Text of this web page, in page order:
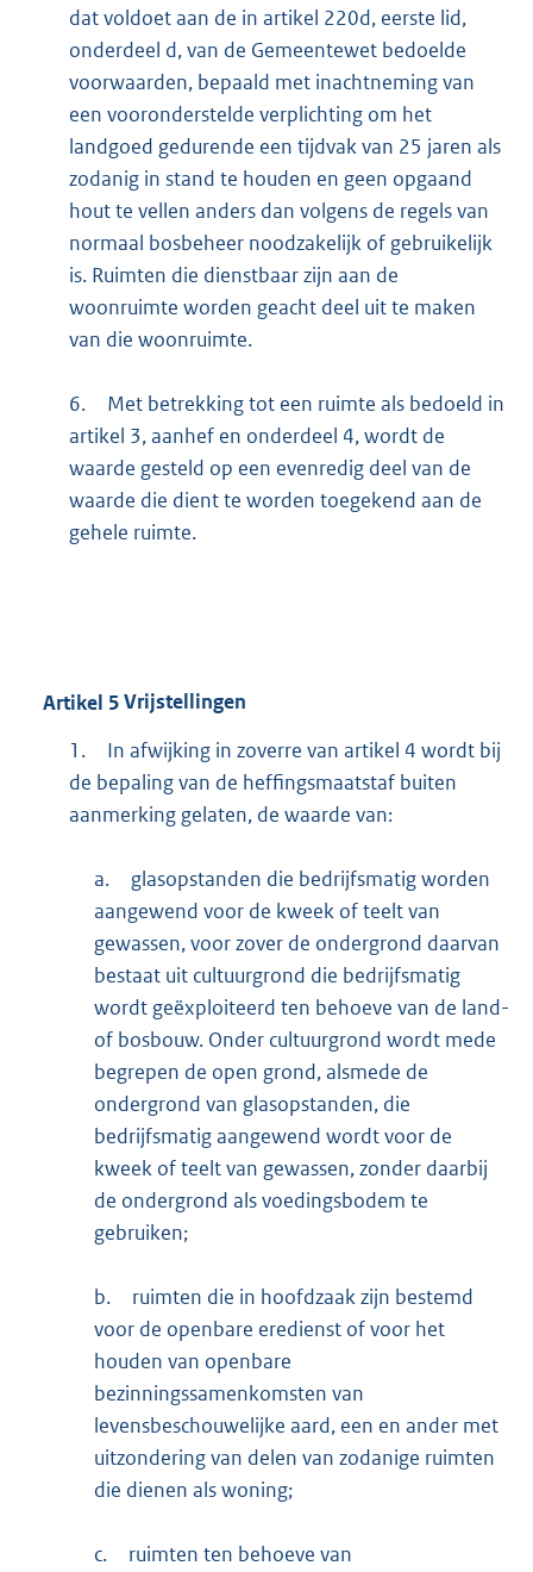
dat voldoet aan de in artikel 220d, eerste lid,
onderdeel d, van de Gemeentewet bedoelde
voorwaarden, bepaald met inachtneming van
een vooronderstelde verplichting om het
landgoed gedurende een tijdvak van 25 jaren als
zodanig in stand te houden en geen opgaand
hout te vellen anders dan volgens de regels van
normaal bosbeheer noodzakelijk of gebruikelijk
is. Ruimten die dienstbaar zijn aan de
woonruimte worden geacht deel uit te maken
van die woonruimte.
6.
Met betrekking tot een ruimte als bedoeld in
artikel 3, aanhef en onderdeel 4, wordt de
waarde gesteld op een evenredig deel van de
waarde die dient te worden toegekend aan de
gehele ruimte.
Artikel 5Vrijstellingen
1.
In afwijking in zoverre van artikel 4 wordt bij
de bepaling van de heffingsmaatstaf buiten
aanmerking gelaten, de waarde van:
a.
glasopstanden die bedrijfsmatig worden
aangewend voor de kweek of teelt van
gewassen, voor zover de ondergrond daarvan
bestaat uit cultuurgrond die bedrijfsmatig
wordt geëxploiteerd ten behoeve van de land-
of bosbouw. Onder cultuurgrond wordt mede
begrepen de open grond, alsmede de
ondergrond van glasopstanden, die
bedrijfsmatig aangewend wordt voor de
kweek of teelt van gewassen, zonder daarbij
de ondergrond als voedingsbodem te
gebruiken;
b.
ruimten die in hoofdzaak zijn bestemd
voor de openbare eredienst of voor het
houden van openbare
bezinningssamenkomsten van
levensbeschouwelijke aard, een en ander met
uitzondering van delen van zodanige ruimten
die dienen als woning;
c. ruimten ten behoeve van